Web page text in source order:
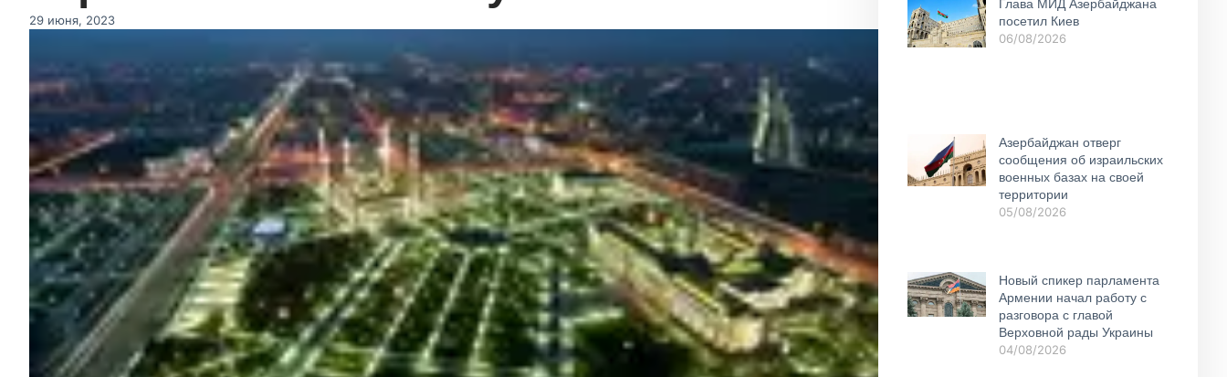
29 июня, 2023
Глава МИД Азербайджана
посетил Киев
06/08/2026
Азербайджан отверг
сообщения об израильских
военных базах на своей
территории
05/08/2026
Новый спикер парламента
Армении начал работу с
разговора с главой
Верховной рады Украины
04/08/2026